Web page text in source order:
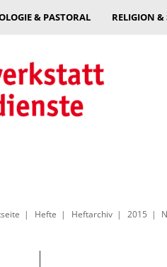
& PASTORAL RELIGION
Hefte Heftarchiv 2015